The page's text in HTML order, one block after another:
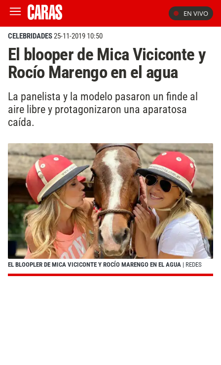
EN VIVO
CELEBRIDADES25-11-2019 10:50
El blooper de Mica Viciconte y
Rocío Marengo en el agua
La panelista y la modelo pasaron un finde al
aire libre y protagonizaron una aparatosa
caída.
EL BLOOPLER DE MICA VICICONTE Y ROCÍO MARENGO EN EL AGUA | REDES